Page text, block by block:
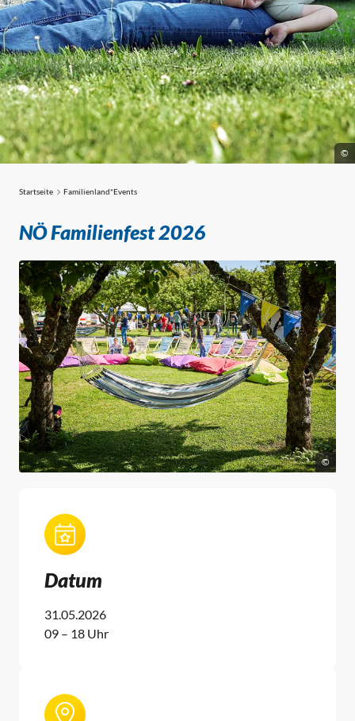
©
Familienland*Events
Startseite Familienland*Events
NÖ Familienfest 2026
©
Datum
31.05.2026
09 – 18 Uhr